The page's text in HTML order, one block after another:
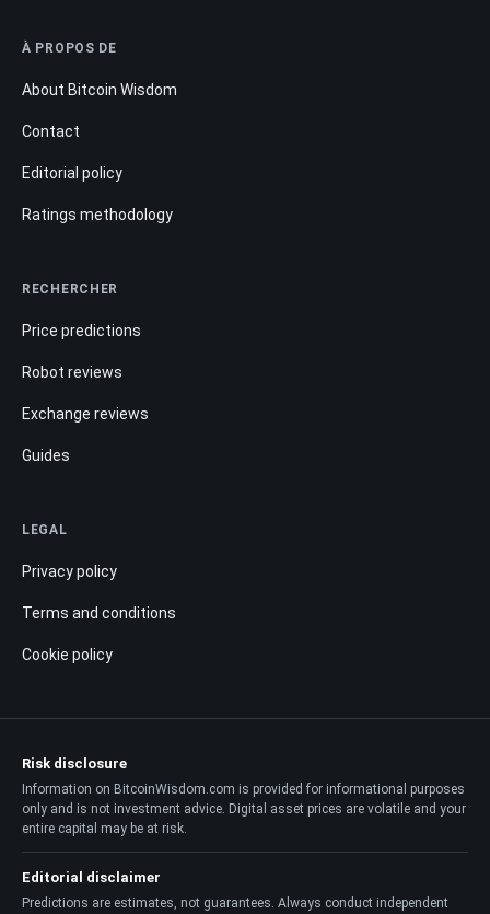
À PROPOS DE
About Bitcoin Wisdom
Contact
Editorial policy
Ratings methodology
RECHERCHER
Price predictions
Robot reviews
Exchange reviews
Guides
LEGAL
Privacy policy
Terms and conditions
Cookie policy
Risk disclosure
Information on BitcoinWisdom.com is provided for informational purposes
only and is not investment advice. Digital asset prices are volatile and your
entire capital may be at risk.
Editorial disclaimer
Predictions are estimates, not guarantees. Always conduct independent